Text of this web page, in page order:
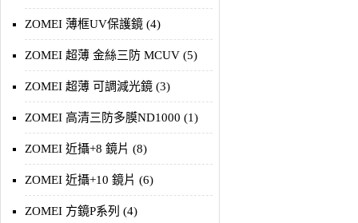
ZOMEI 薄框UV保護鏡 (4)
ZOMEI 超薄 金絲三防 MCUV (5)
ZOMEI 超薄 可調減光鏡 (3)
ZOMEI 高清三防多膜ND1000 (1)
ZOMEI 近攝+8 鏡片 (8)
ZOMEI 近攝+10 鏡片 (6)
ZOMEI 方鏡P系列 (4)